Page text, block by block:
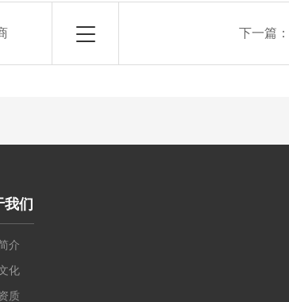
下一篇：
我们
介
化
质